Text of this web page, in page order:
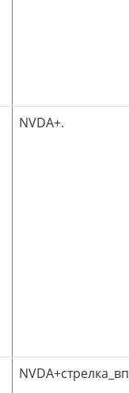
NVDA+.